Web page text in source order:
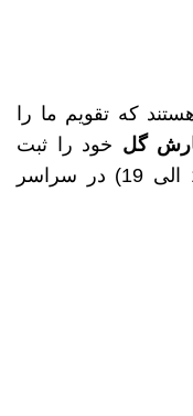
که تقویم ما را
گل خود را ثبت
کنید و در بازه‌های تعیین شده (10 الی 19) در سراسر